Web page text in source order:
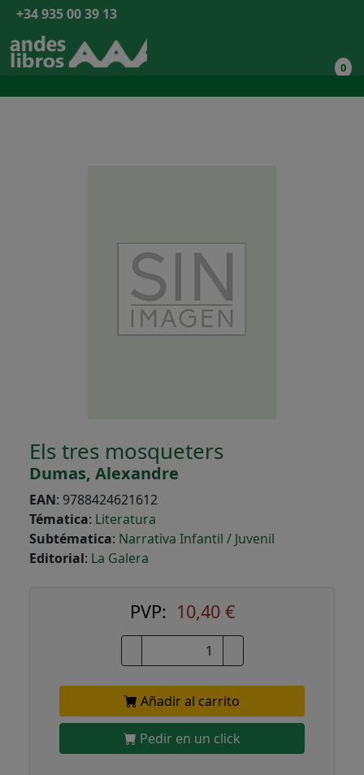
+34 935 00 39 13
0
Els tres mosqueters
Dumas, Alexandre
EAN: 9788424621612
Tématica: Literatura
Subtématica: Narrativa Infantil / Juvenil
Editorial: La Galera
PVP: 10,40 €
Añadir al carrito
Pedir en un click